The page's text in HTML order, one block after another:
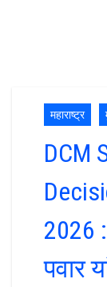
महाराष्ट्र
DCM
2026
पवार